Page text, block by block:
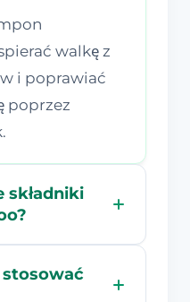
walkę z
i poprawiać
poprzez
składniki
stosować